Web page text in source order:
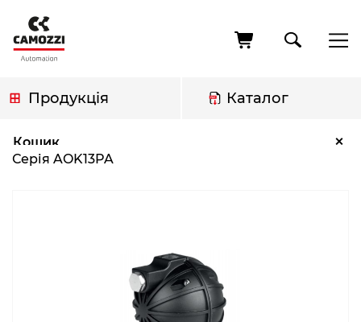
основного
вмісту
Продукція Каталог
Кошик ×
навіґації
Серія AOK13PA